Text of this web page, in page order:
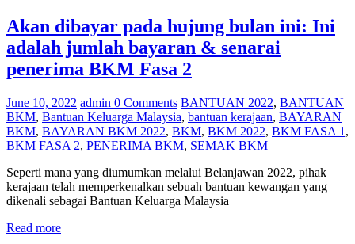
Akan dibayar pada hujung bulan ini: Ini
adalah jumlah bayaran & senarai
penerima BKM Fasa 2
June 10, 2022 admin 0 Comments BANTUAN 2022, BANTUAN
BKM, Bantuan Keluarga Malaysia, bantuan kerajaan, BAYARAN
BKM, BAYARAN BKM 2022, BKM, BKM 2022, BKM FASA 1 ,
BKM FASA 2, PENERIMA BKM, SEMAK BKM
Seperti mana yang diumumkan melalui Belanjawan 2022, pihak
kerajaan telah memperkenalkan sebuah bantuan kewangan yang
dikenali sebagai Bantuan Keluarga Malaysia
Read more